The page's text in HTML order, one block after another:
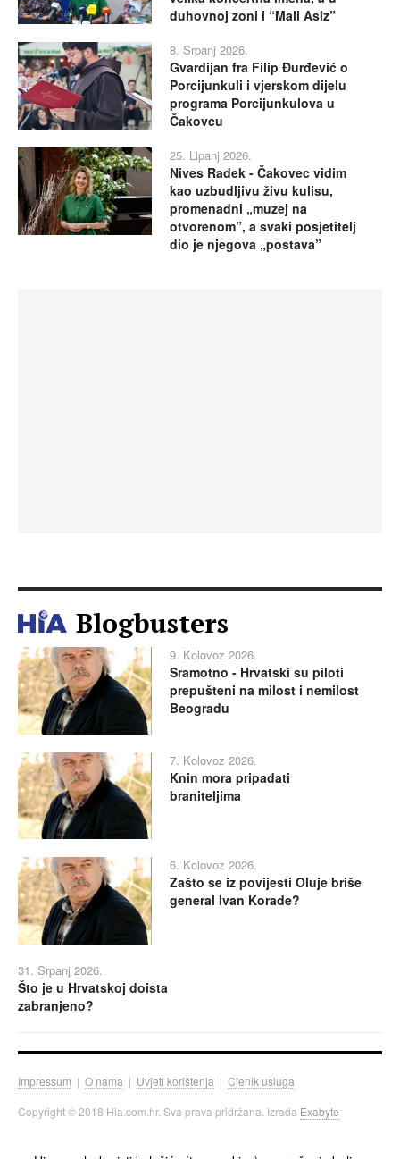
duhovnoj zoni i “Mali Asiz”
8. Srpanj 2026.
Gvardijan fra Filip Đurđević o
Porcijunkuli i vjerskom dijelu
programa Porcijunkulova u
Čakovcu
25. Lipanj 2026.
Nives Radek - Čakovec vidim
kao uzbudljivu živu kulisu,
promenadni „muzej na
otvorenom”, a svaki posjetitelj
dio je njegova „postava”
Blogbusters
9. Kolovoz 2026.
Sramotno - Hrvatski su piloti
prepušteni na milost i nemilost
Beogradu
7. Kolovoz 2026.
Knin mora pripadati
braniteljima
6. Kolovoz 2026.
Zašto se iz povijesti Oluje briše
general Ivan Korade?
31. Srpanj 2026.
Što je u Hrvatskoj doista
zabranjeno?
Impressum | O nama | Uvjeti korištenja | Cjenik usluga
Copyright © 2018 Hia.com.hr. Sva prava pridržana. Izrada Exabyte